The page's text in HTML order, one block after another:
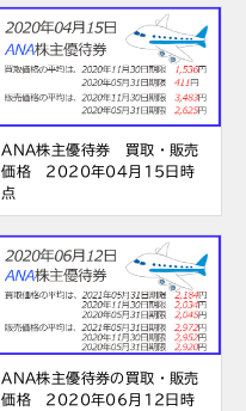
ANA株主優待券 買取・販売
価格 2020年04月15日時
点
ANA株主優待券の買取・販売
価格 2020年06月12日時